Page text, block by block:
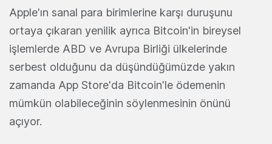
Apple'ın sanal para birimlerine karşı duruşunu
ortaya çıkaran yenilik ayrıca Bitcoin'in bireysel
işlemlerde ABD ve Avrupa Birliği ülkelerinde
serbest olduğunu da düşündüğümüzde yakın
zamanda App Store'da Bitcoin'le ödemenin
mümkün olabileceğinin söylenmesinin önünü
açıyor.